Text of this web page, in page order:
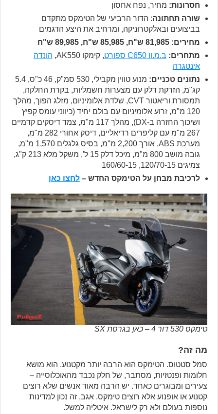
חסרונות: מחיר, נפח אחסון
שורה תחתונה: הדור הרביעי של הטימקס מתקדם
בביצועים ובאלקטרוניקה, ומרחיב את היצע הדגמים
מחירים: 81,985 ש"ח, 85,985 ש"ח, 89,985 ש"ח
מתחרים: ב.מ.וו C650 ספורט , קימקו AK550,
הונדה
אינטגרה
נתונים טכניים:
מנוע טווין מקבילי, 530 סמ"ק, 46 כ"ס, 5.4
קג"מ, הזרקת דלק עם מצערות חשמליות, בקרת החלקה,
תמסורת וריאטור CVT, שלדת אלומיניום, מזלג הפוך, מהלך
120 מ"מ, זרוע אלומיניום עם בולם יחיד (כיווני עומס קפיץ
ושיכוך החזרה ב-DX), מהלך 117 מ"מ, צמד דיסקים קדמיים
267 מ"מ עם קליפרים רדיאליים, דיסק אחורי 282 מ"מ,
מערכת ABS, אורך 2,200 מ"מ, בסיס גלגלים 1,570 מ"מ,
גובה מושב 800 מ"מ, מיכל דלק 15 ל', משקל מלא 213 ק"ג,
צמיגים 120/70-15, 160/60-15
לרכיבת מבחן על הטימקס החדש –לחצו כאן
טימקס 530 דור 4 – כאן בגרסת SX
מה זה?
סמל סטטוס. הטימקס הוא הרבה יותר מקטנוע. הוא מושא
חלומות ופנטזיות, מסתבר, של חלק נכבד מהאוכלוסייה –
צעירים ומבוגרים כאחד. יש הרבה מאוד אנשים שלא רוצים
קטנוע או אופנוע אלא רוצים טימקס. אגב, זה נכון למדינות
נוספות בעולם ולא רק לישראל. איטליה למשל.